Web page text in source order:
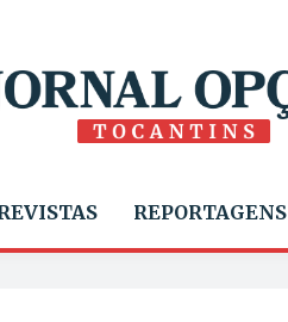
REPORTAGENS